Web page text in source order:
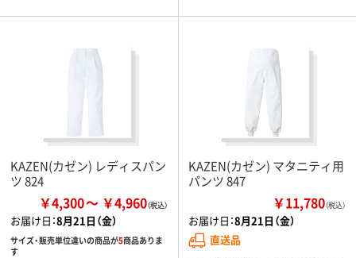
KAZEN(カゼン) レディスパン
ツ 824
￥4,300 ￥4,960
お届け日：8月21日（金）
サイズ・販売単位違いの商品が5商品ありま
す
KAZEN(カゼン) マタニティ用
パンツ 847
￥11,780（税込）
お届け日：8月21日（金）
直送品